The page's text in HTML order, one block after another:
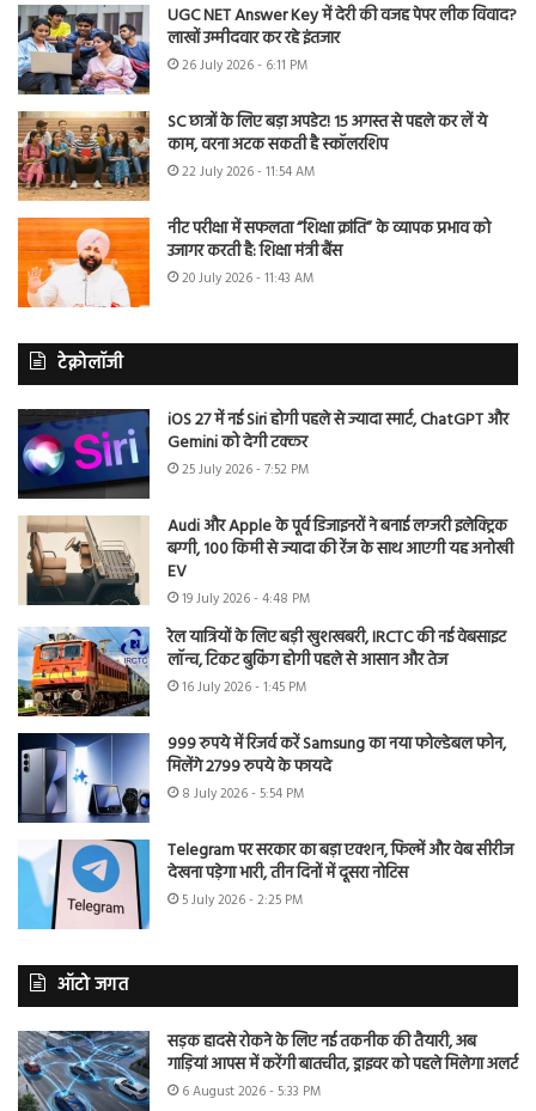
UGC NET Answer Key में देरी की वजह पेपर लीक विवाद?
लाखों उम्मीदवार कर रहे इंतजार
26 July 2026 - 6:11 PM
SC छात्रों के लिए बड़ा अपडेट! 15 अगस्त से पहले कर लें ये
काम, वरना अटक सकती है स्कॉलरशिप
22 July 2026 - 11:54 AM
नीट परीक्षा में सफलता “शिक्षा क्रांति” के व्यापक प्रभाव को
उजागर करती है: शिक्षा मंत्री बैंस
20 July 2026 - 11:43 AM
टेक्नोलॉजी
iOS 27 में नई Siri होगी पहले से ज्यादा स्मार्ट, ChatGPT और
Gemini को देगी टक्कर
25 July 2026 - 7:52 PM
Audi और Apple के पूर्व डिजाइनरों ने बनाई लग्जरी इलेक्ट्रिक
बग्गी, 100 किमी से ज्यादा की रेंज के साथ आएगी यह अनोखी
EV
19 July 2026 - 4:48 PM
रेल यात्रियों के लिए बड़ी खुशखबरी, IRCTC की नई वेबसाइट
लॉन्च, टिकट बुकिंग होगी पहले से आसान और तेज
16 July 2026 - 1:45 PM
999 रुपये में रिजर्व करें Samsung का नया फोल्डेबल फोन,
मिलेंगे 2799 रुपये के फायदे
8 July 2026 - 5:54 PM
Telegram पर सरकार का बड़ा एक्शन, फिल्में और वेब सीरीज
देखना पड़ेगा भारी, तीन दिनों में दूसरा नोटिस
5 July 2026 - 2:25 PM
ऑटो जगत
सड़क हादसे रोकने के लिए नई तकनीक की तैयारी, अब
गाड़ियां आपस में करेंगी बातचीत, ड्राइवर को पहले मिलेगा अलर्ट
6 August 2026 - 5:33 PM